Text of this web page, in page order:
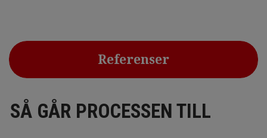
Referenser
SÅ GÅR PROCESSEN TILL